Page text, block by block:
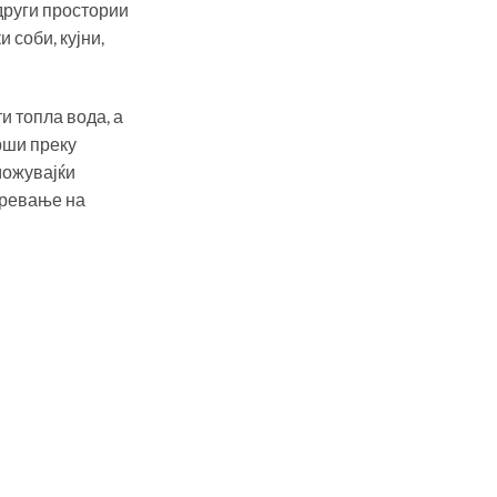
простории
соби, кујни,
топла вода, а
преку
на